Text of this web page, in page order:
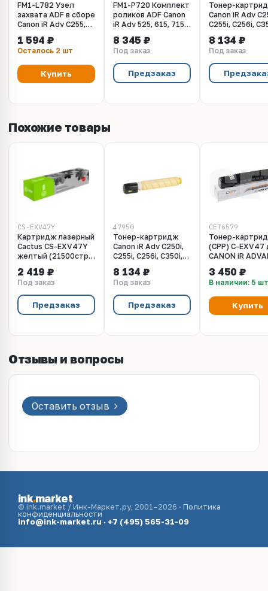
FM1-L782 Узел
захвата ADF в сборе
Canon iR Adv C255,
1 594 ₽
Осталось 2 шт
Купить
FM1-P720 Комплект
роликов ADF Canon
iR Adv 525, 615, 715,
C356, C475
8 345 ₽
Под заказ
Предзаказ
Тонер-
Canon iR Adv
C255i, C256i,
EXV47 cyan
339г) Katun
8 134 ₽
Под заказ
Похожие товары
CS-EXV47Y
Картридж лазерный
Cactus CS-EXV47Y
желтый (21500стр.)
ImageRunner
Advance C250I/350
2 419 ₽
Под заказ
Предзаказ
47950
Тонер-картридж
Canon iR Adv C250i,
C255i, C256i, C350i,
EXV47 yellow (туба
339г) Katun
8 134 ₽
Под заказ
Предзаказ
CET6579
Тонер-
(CPP) C-EXV47
CANON iR
(CET) Yellow,
20000 стр.,
3 450 ₽
В наличии: 5 шт
Купить
Отзывы и вопросы
Оставить отзыв
ink.market
© ink.market / Инк-Маркет.ру, 2001–2026 · Политика
конфиденциальности
info@ink-market.ru · +7 (495) 565-31-09